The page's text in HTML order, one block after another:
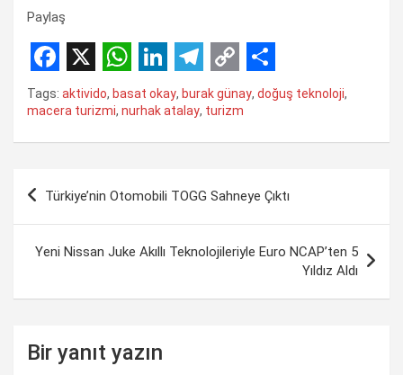
Paylaş
F
a
c
b
o
o
X W
h
a
s
A
p
L
i
n
e
d
I
T
e
l
g
r
a
C
o
p
L
i
n
S
a
e
Tags: aktivido, basat okay, burak günay, doğuş teknoloji,
macera turizmi, nurhak atalay, turizm
Yazı
gezinmesi
Türkiye’nin Otomobili TOGG Sahneye Çıktı
Yeni Nissan Juke Akıllı Teknolojileriyle Euro NCAP’ten 5
Yıldız Aldı
Bir yanıt yazın